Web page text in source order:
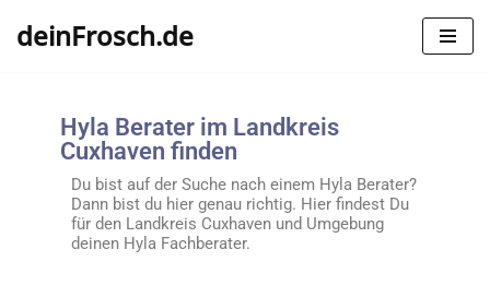
deinFrosch.de
Hyla Berater im Landkreis
Cuxhaven finden
Du bist auf der Suche nach einem Hyla Berater?
Dann bist du hier genau richtig. Hier findest Du
für den Landkreis Cuxhaven und Umgebung
deinen Hyla Fachberater.